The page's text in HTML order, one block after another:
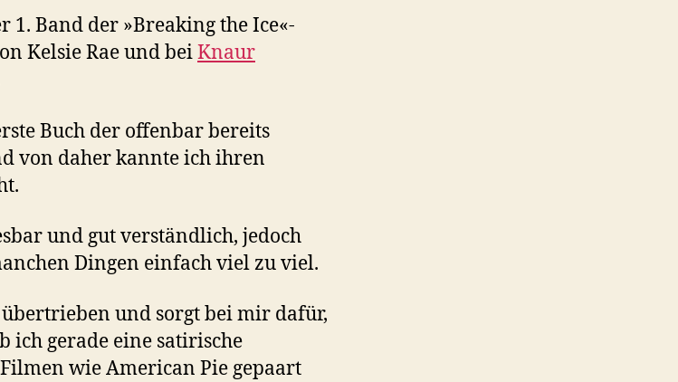
1. Band der »Breaking the Ice«-
Kelsie Rae und beiKnaur
Buch der offenbar bereits
von daher kannte ich ihren
und gut verständlich, jedoch
Dingen einfach viel zu viel.
und sorgt bei mir dafür,
ich gerade eine satirische
wie American Pie gepaart